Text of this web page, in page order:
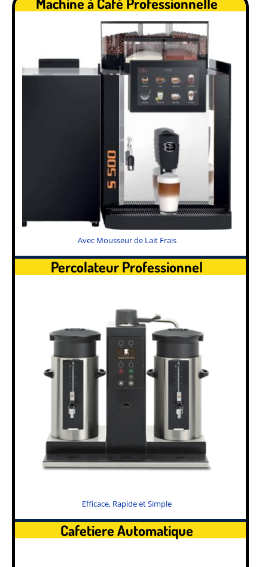
Avec Mousseur de Lait Frais
Percolateur Professionnel
Efficace, Rapide et Simple
Cafetiere Automatique